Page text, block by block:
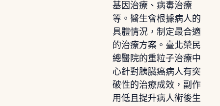
基因治療、病毒治療
等。醫生會根據病人的
具體情況，制定最合適
的治療方案。臺北榮民
總醫院的重粒子治療中
心針對胰臟癌病人有突
破性的治療成效，副作
用低且提升病人術後生